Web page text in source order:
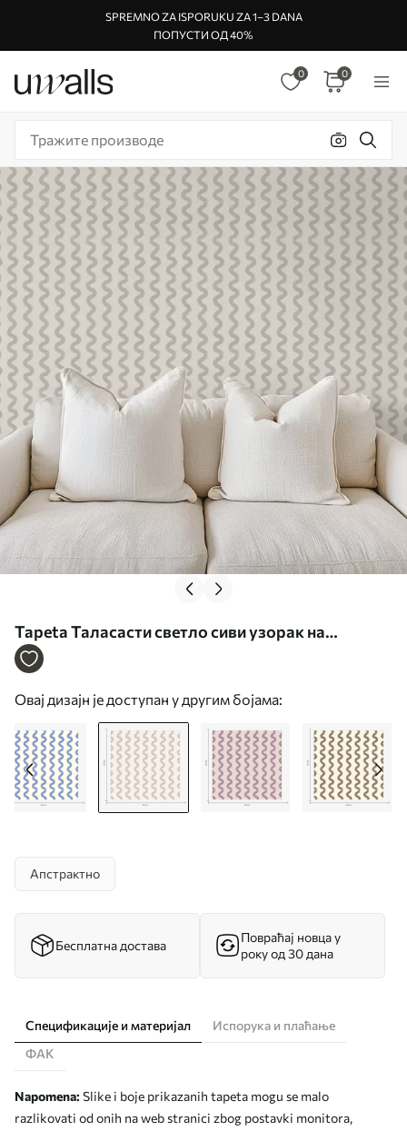
SPREMNO ZA ISPORUKU ZA 1–3 DANA
ПОПУСТИ ОД 40%
0 0
Tapeta Таласасти светло сиви узорак на
кремастој позадини бр. a01187v3
Овај дизајн је доступан у другим бојама:
Апстрактно
Бесплатна достава
Повраћај новца у
року од 30 дана
Спецификације и материјал
Испорука и плаћање
ФАК
Napomena: Slike i boje prikazanih tapeta mogu se malo
razlikovati od onih na web stranici zbog postavki monitora,